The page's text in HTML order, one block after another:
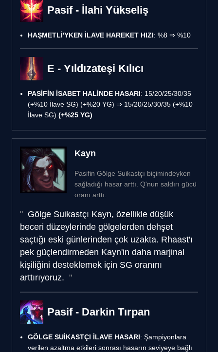
Pasif - İlahi Yükseliş
HAŞMETLİ'YKEN İLAVE HAREKET HIZI: %8 ⇒ %10
E - Yıldızateşi Kılıcı
PASİFİN İSABET HALİNDE HASARI: 15/20/25/30/35
(+%10 İlave SG) (+%20 YG) ⇒ 15/20/25/30/35 (+%10
İlave SG) (+%25 YG)
Kayn
Pasifin Gölge Suikastçı biçimindeyken
sağladığı hasar arttı. Q'nun saldırı gücü
oranı arttı.
Gölge Suikastçı Kayn, özellikle düşük
beceri düzeylerinde gölgelerden dehşet
saçtığı eski günlerinden çok uzakta. Rhaast'ı
pek güçlendirmeden Kayn'in daha marjinal
kişiliğini desteklemek için SG oranını
arttırıyoruz.
Pasif - Darkin Tırpan
GÖLGE SUİKASTÇI İLAVE HASARI: Şampiyonlara
verilen azaltma etkileri sonrası hasarın seviyeye bağlı